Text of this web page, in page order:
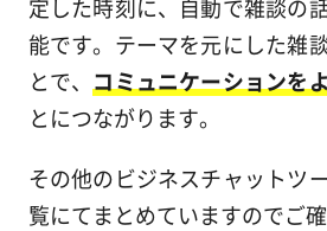
定した時刻に、自動で雑談の
能です。テーマを元にした雑
とで、 コミュニケーションを
とにつながります。
その他のビジネスチャットツ
覧にてまとめていますのでご確